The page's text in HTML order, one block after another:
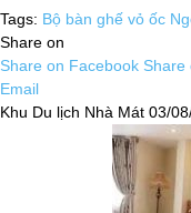
Tags: Bộ bàn ghế vỏ ốc
Share on
Share on Facebook Share
Email
Khu Du lịch Nhà Mát 03/